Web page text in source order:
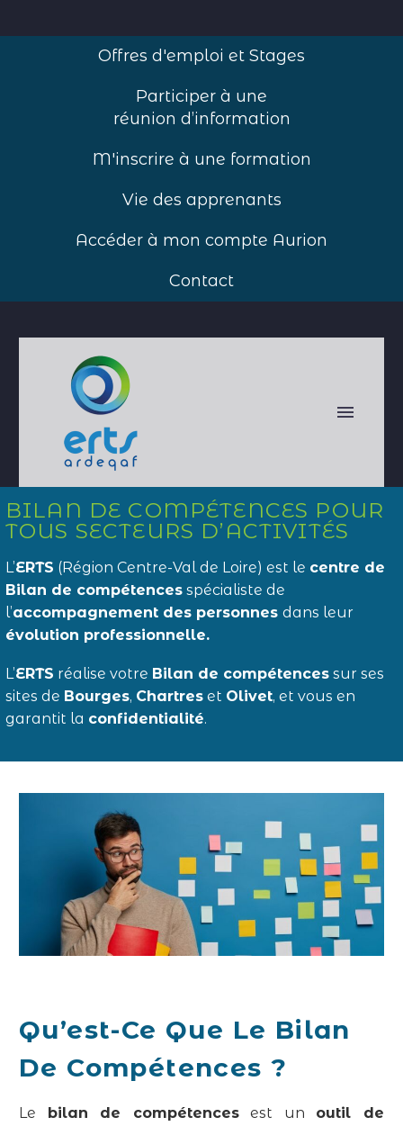
Offres d'emploi et Stages
Participer à une
réunion d’information
M'inscrire à une formation
Vie des apprenants
Accéder à mon compte Aurion
Contact
compétences
BILAN DE COMPÉTENCES POUR
TOUS SECTEURS D’ACTIVITÉS
L’ERTS (Région Centre-Val de Loire) est le centre de
Bilan de compétences spécialiste de
l’accompagnement des personnes dans leur
évolution professionnelle.
L’ERTS réalise votre Bilan de compétences sur ses
sites de Bourges, Chartres et Olivet, et vous en
garantit la confidentialité.
Qu’est-Ce Que Le Bilan
De Compétences ?
Le bilan de compétencesest un outil de